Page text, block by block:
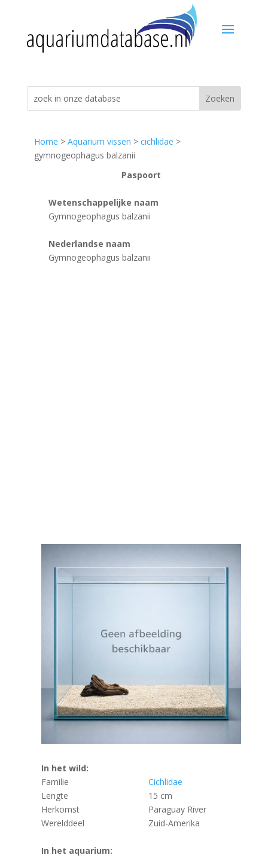
Home > Aquarium vissen > cichlidae >
gymnogeophagus balzanii
Paspoort
Wetenschappelijke naam
Gymnogeophagus balzanii
Nederlandse naam
Gymnogeophagus balzanii
In het wild:
Familie
Cichlidae
Lengte
15 cm
Herkomst
Paraguay River
Werelddeel
Zuid-Amerika
In het aquarium: